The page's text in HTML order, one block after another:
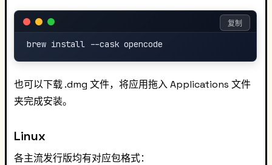
复制
也可以下载 .dmg 文件，将应用拖入 Applications 文件
夹完成安装。
Linux
各主流发行版均有对应包格式：